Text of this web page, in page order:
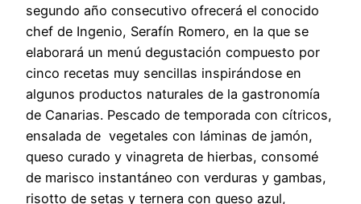
segundo año consecutivo ofrecerá el conocido
chef de Ingenio, Serafín Romero, en la que se
elaborará un menú degustación compuesto por
cinco recetas muy sencillas inspirándose en
algunos productos naturales de la gastronomía
de Canarias. Pescado de temporada con cítricos,
ensalada de vegetales con láminas de jamón,
queso curado y vinagreta de hierbas, consomé
de marisco instantáneo con verduras y gambas,
risotto de setas y ternera con queso azul,